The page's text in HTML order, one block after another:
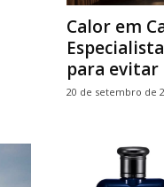
Calor em
para evitar
20 de setembro de